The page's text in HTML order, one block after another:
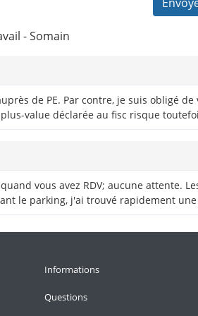
- Somain
de PE. Par contre, je suis
value déclarée au fisc risque
vous avez RDV; aucune attente.
le parking, j'ai trouvé rapidement
Informations
Questions